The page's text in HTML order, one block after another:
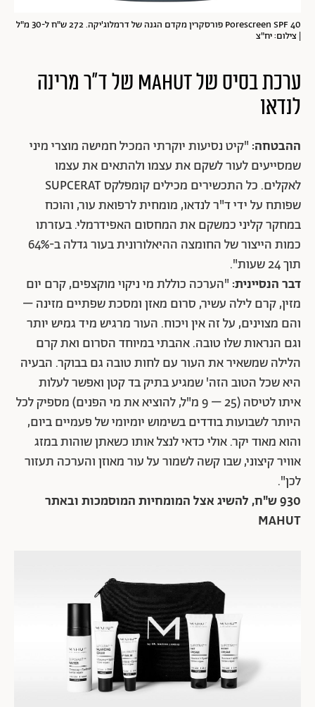
Porescreen SPF 40 פורסקרין מקדם הגנה של דרמלוג'יקה. 272 ש"ח ל-30 מ"ל
| צילום: יח"צ
ערכת בסיס של MAHUT של ד"ר מרינה
לנדאו
ההבטחה: "קיט נסיעות יוקרתי המכיל חמישה מוצרי מיני
שמסייעים לעור לשקם את עצמו ולהתאים את עצמו
לאקלים. כל התכשירים מכילים קומפלקס SUPCERAT
שפותח על ידי ד"ר לנדאו, מומחית לרפואת עור, והוכח
במחקר קליני כמשקם את המחסום האפידרמלי. בעזרתו
כמות הייצור של החומצה ההיאלורונית בעור גדלה ב-64%
תוך 24 שעות".
דבר הנסיינית: "הערכה כוללת מי ניקוי מוקצפים, קרם יום
מזין, קרם לילה עשיר, סרום מאזן ומסכת שפתיים מזינה –
והם מצוינים, על זה אין ויכוח. העור מרגיש מיד גמיש יותר
וגם הנראות שלו טובה. אהבתי במיוחד הסרום ואת קרם
הלילה שמשאיר את העור עם לחות טובה גם בבוקר. הבעיה
היא שכל הטוב הזה' שמגיע בתיק בד קטן ואפשר לעלות
איתו לטיסה (25 – 9 מ"ל, להוציא את מי הפנים) מספיק לכל
היותר לשבועות בודדים בשימוש יומיומי של פעמיים ביום,
והוא מאוד יקר. אולי כדאי לנצל אותו כשאתן שוהות במזג
אוויר קיצוני, שבו קשה לשמור על עור מאוזן והערכה תעזור
לכן".
930 ש"ח, להשיג אצל המומחיות המוסמכות ובאתר
MAHUT